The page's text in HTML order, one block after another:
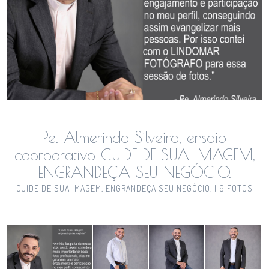
Pe. Almerindo Silveira, ensaio
coorporativo CUIDE DE SUA IMAGEM,
ENGRANDEÇA SEU NEGÓCIO.
CUIDE DE SUA IMAGEM, ENGRANDEÇA SEU NEGÓCIO. | 9 FOTOS
Guardar Guardar Guardar Guardar